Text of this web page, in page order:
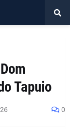
Tapuio
0